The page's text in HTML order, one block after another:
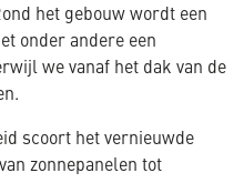
het gebouw wordt een
onder andere een
we vanaf het dak van de
scoort het vernieuwde
zonnepanelen tot